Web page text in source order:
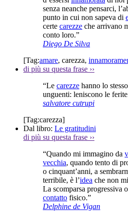
senza neanche pensarci,
punto in cui non sapeva di
certe carezze che arrivano
conto loro.”
Diego De Silva
[Tag:amare, carezza,
di più su questa frase ››
“Le carezze hanno lo
unguenti: leniscono le
salvatore cutrupi
[Tag:carezza]
Dal libro: Le gratitudini
di più su questa frase ››
“Quando mi immagino da
vecchia, quando tento di
o cinquant’anni, a
terribile, è l’idea che non
La scomparsa progressiva
contatto fisico.”
Delphine de Vigan